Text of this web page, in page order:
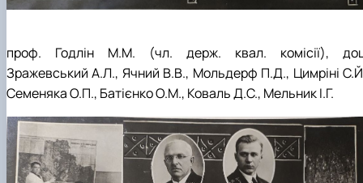
проф. Годлін М.М. (чл. держ. квал. комісії),
Зражевський А.Л., Ячний В.В., Мольдерф П.Д., Цимріні
Семеняка О.П., Батієнко О.М., Коваль Д.С., Мельник І.Г.